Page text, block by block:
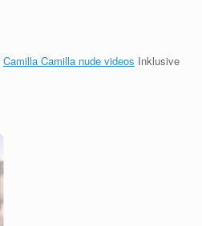
Camilla Camilla nude videos Inklusive